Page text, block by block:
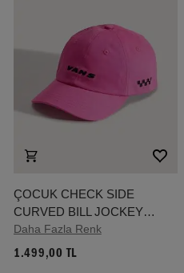
ÇOCUK CHECK SIDE
CURVED BILL JOCKEY
ŞAPKA (4-8 YAŞ)
Daha Fazla Renk
1.499,00 TL